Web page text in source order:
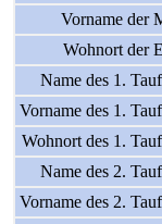
Vorname der
Wohnort der
Name des 1.
Vorname des 1.
Wohnort des 1.
Name des 2.
Vorname des 2.